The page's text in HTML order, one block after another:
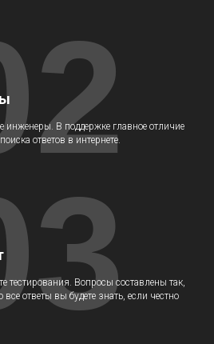
инженеры. В поддержке главное отличие
ответов в интернете.
тестирования. Вопросы составлены так,
все ответы вы будете знать, если честно